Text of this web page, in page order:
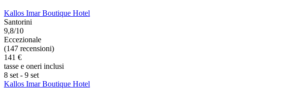
Kallos Imar Boutique Hotel
Santorini
9,8/10
Eccezionale
(147 recensioni)
141 €
tasse e oneri inclusi
8 set - 9 set
Kallos Imar Boutique Hotel